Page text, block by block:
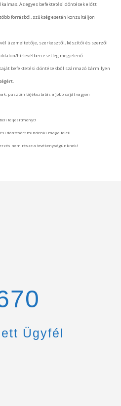
Az egyes befektetési döntések előtt
forrásból, szükség esetén konzultáljon
üzemeltetője, szerkesztői, készítői és szerzői
hírlevélben esetleg megjelenő
befektetési döntésekből származó bármilyen
pusztán tájékoztatás a jobb saját vagyon
teljesítményt!
döntésért mindenki maga felel!
nem része a tevékenységünknek!
Ügyfél